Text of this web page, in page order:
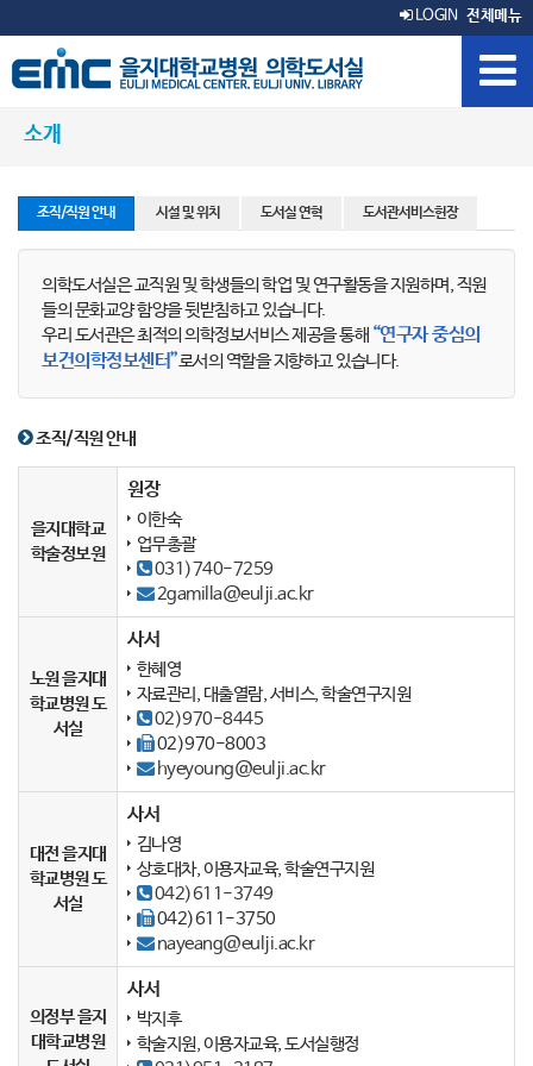
LOGIN 전체메뉴
소개
조직/직원 안내 시설 및 위치 도서실 연혁 도서관서비스헌장
의학도서실은 교직원 및 학생들의 학업 및 연구활동을 지원하며, 직원
들의 문화교양 함양을 뒷받침하고 있습니다.
우리 도서관은 최적의 의학정보서비스 제공을 통해 “연구자 중심의
보건의학정보센터”로서의 역할을 지향하고 있습니다.
조직/직원 안내
을지대학교
학술정보원
원장
이한숙
업무총괄
031)740-7259
2gamilla@eulji.ac.kr
노원 을지대
학교병원 도
서실
사서
한혜영
자료관리, 대출열람, 서비스, 학술연구지원
02)970-8445
02)970-8003
hyeyoung@eulji.ac.kr
대전 을지대
학교병원 도
서실
사서
김나영
상호대차, 이용자교육, 학술연구지원
042)611-3749
042)611-3750
nayeang@eulji.ac.kr
의정부 을지
대학교병원
사서
박지후
학술지원, 이용자교육, 도서실행정